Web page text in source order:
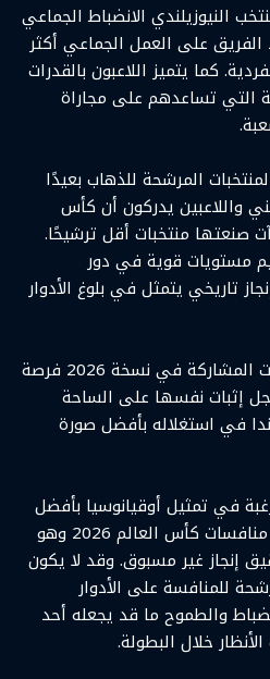
النيوزيلندي الانضباط الجماعي
الفريق على العمل الجماعي أكثر
كما يتميز اللاعبون بالقدرات
التي تساعدهم على مجاراة
المرشحة للذهاب بعيدًا
واللاعبين يدركون أن كأس
صنعتها منتخبات أقل ترشيحًا.
مستويات قوية في دور
تاريخي يتمثل في بلوغ الأدوار
كما يمنح ارتفاع عدد المنتخبات المشاركة في نسخة 2026 فرصة
إثبات نفسها على الساحة
في استغلاله بأفضل صورة
في تمثيل أوقيانوسيا بأفضل
شكل، يدخل منتخب نيوزيلندا منافسات كأس العالم 2026 وهو
إنجاز غير مسبوق. وقد لا يكون
للمنافسة على الأدوار
والطموح ما قد يجعله أحد
خلال البطولة.